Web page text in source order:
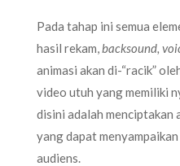
Pada tahap ini semua
hasil rekam,backsound,
animasi akan di-“racik”
video utuh yang memiliki
disini adalah menciptakan
yang dapat menyampaikan
audiens.